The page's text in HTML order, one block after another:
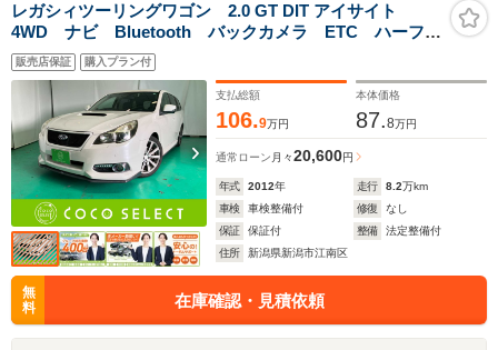
レガシィツーリングワゴン 2.0 GT DIT アイサイト
4WD ナビ Bluetooth バックカメラ ETC ハーフレ
ザーシート ヒルホールドスイッチ 衝突被害軽減ブレ
ーキ コーナーセンサー クルーズコントロール パワ
ーシート レーンキープアシスト アイドリングストッ
販売店保証 購入プラン付
支払総額
106.9万円
本体価格
87.8万円
通常ローン 月々20,600円
年式 2012年 走行 8.2万km
車検
車検整備付 修復
なし
保証
保証付 整備
法定整備付
住所
新潟県新潟市江南区
無
料
在庫確認・見積依頼